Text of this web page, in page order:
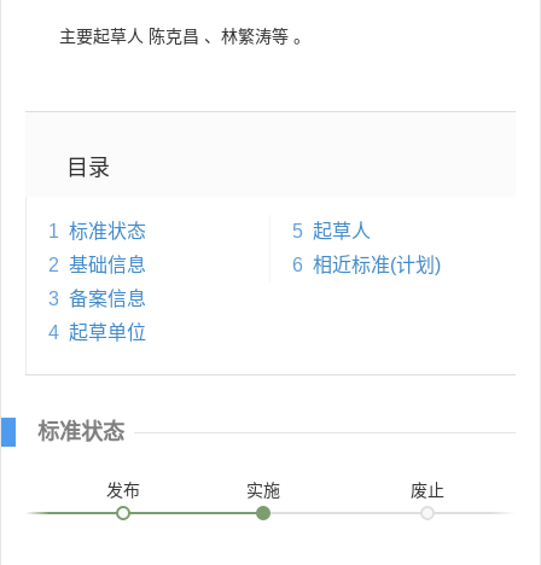
主要起草人 陈克昌 、 林繁涛等 。
目录
1 标准状态
2 基础信息
3 备案信息
4 起草单位
5 起草人
6 相近标准(计划)
标准状态
发布 实施 废止